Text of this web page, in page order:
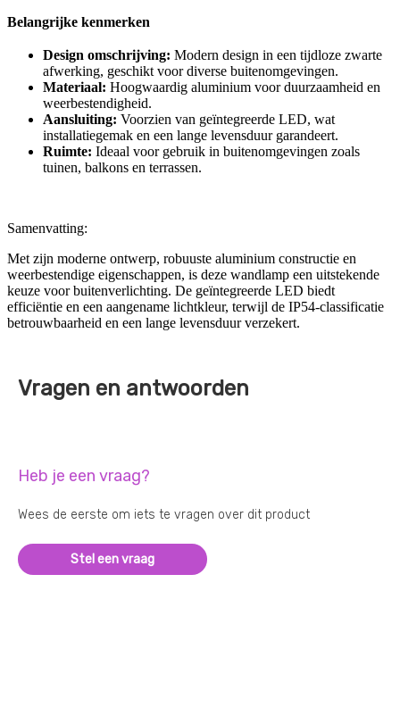
Belangrijke kenmerken
Design omschrijving: Modern design in een tijdloze zwarte
afwerking, geschikt voor diverse buitenomgevingen.
Materiaal: Hoogwaardig aluminium voor duurzaamheid en
weerbestendigheid.
Aansluiting: Voorzien van geïntegreerde LED, wat
installatiegemak en een lange levensduur garandeert.
Ruimte: Ideaal voor gebruik in buitenomgevingen zoals
tuinen, balkons en terrassen.
Samenvatting:
Met zijn moderne ontwerp, robuuste aluminium constructie en
weerbestendige eigenschappen, is deze wandlamp een uitstekende
keuze voor buitenverlichting. De geïntegreerde LED biedt
efficiëntie en een aangename lichtkleur, terwijl de IP54-classificatie
betrouwbaarheid en een lange levensduur verzekert.
Vragen en antwoorden
Heb je een vraag?
Wees de eerste om iets te vragen over dit product
Stel een vraag